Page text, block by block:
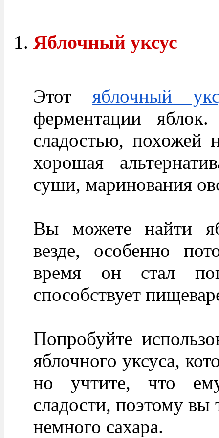
Яблочный уксус
Этот яблочный
ферментации
сладостью, похожей
хорошая
суши, маринования
Вы можете найти
везде, особенно
время он стал
способствует
Попробуйте
яблочного уксуса,
но учтите, что
сладости, поэтому вы
немного сахара.